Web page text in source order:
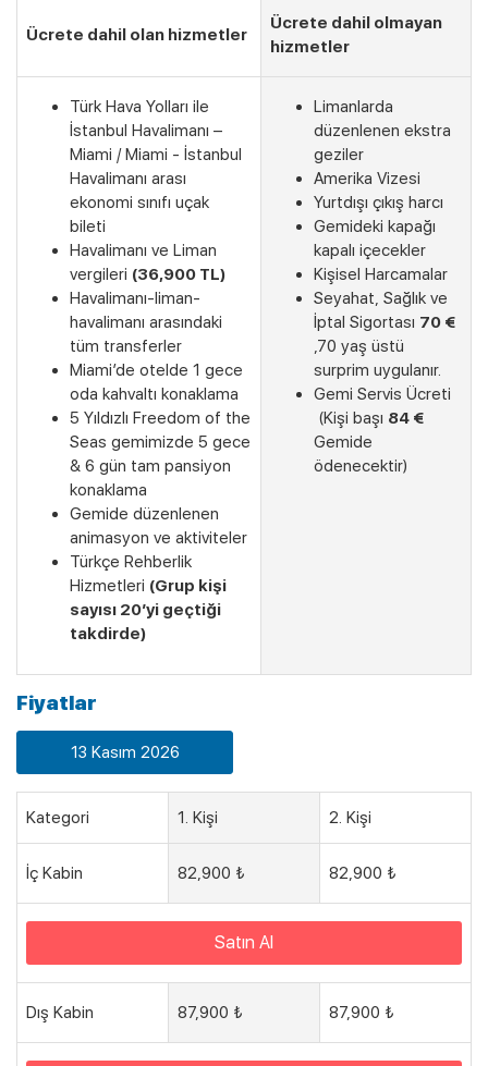
Ücrete dahil olan hizmetler
Ücrete dahil olmayan
hizmetler
Türk Hava Yolları ile
İstanbul Havalimanı –
Miami / Miami - İstanbul
Havalimanı arası
ekonomi sınıfı uçak
bileti
Havalimanı ve Liman
vergileri (36,900 TL)
Havalimanı-liman-
havalimanı arasındaki
tüm transferler
Miami’de otelde 1 gece
oda kahvaltı konaklama
5 Yıldızlı Freedom of the
Seas gemimizde 5 gece
& 6 gün tam pansiyon
konaklama
Gemide düzenlenen
animasyon ve aktiviteler
Türkçe Rehberlik
Hizmetleri (Grup kişi
sayısı 20’yi geçtiği
takdirde)
Limanlarda
düzenlenen ekstra
geziler
Amerika Vizesi
Yurtdışı çıkış harcı
Gemideki kapağı
kapalı içecekler
Kişisel Harcamalar
Seyahat, Sağlık ve
İptal Sigortası 70 €
,70 yaş üstü
surprim uygulanır.
Gemi Servis Ücreti
(Kişi başı 84 €
Gemide
ödenecektir)
Fiyatlar
13 Kasım 2026
Kategori 1. Kişi 2. Kişi
İç Kabin 82,900 ₺ 82,900 ₺
Satın Al
Dış Kabin 87,900 ₺ 87,900 ₺